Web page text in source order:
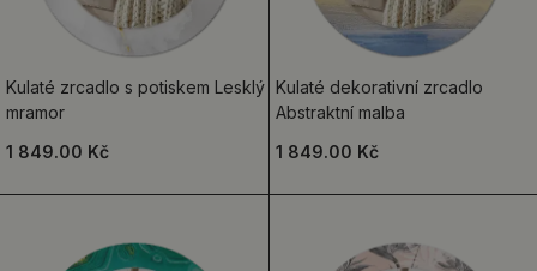
Kulaté zrcadlo s potiskem Lesklý
mramor
1 849.00 Kč
Kulaté dekorativní zrcadlo
Abstraktní malba
1 849.00 Kč